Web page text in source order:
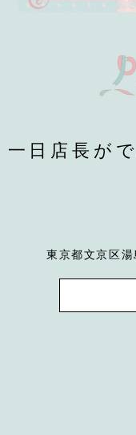
一日店長が
東京都文京区